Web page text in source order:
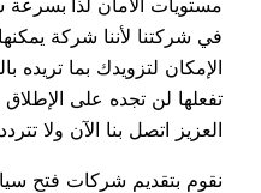
في شركتنا لأننا شركة
الإمكان لتزويدك بما تريده
تفعلها لن تجده على الإطلاق
العزيز اتصل بنا الآن ولا تتردد
نقوم بتقديم شركات فتح